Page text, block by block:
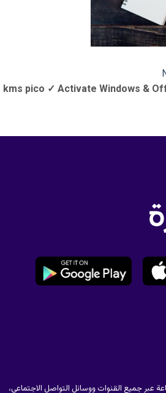
kms pico ✓ Activate Windows &
عبر جميع القنوات ووسائل التواصل الاجتماعي،